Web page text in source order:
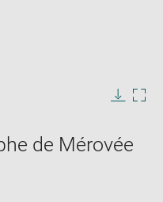
de Mérovée